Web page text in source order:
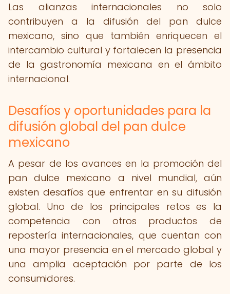
Las alianzas internacionales no solo
contribuyen a la difusión del pan dulce
mexicano, sino que también enriquecen el
intercambio cultural y fortalecen la presencia
de la gastronomía mexicana en el ámbito
internacional.
Desafíos y oportunidades para la
difusión global del pan dulce
mexicano
A pesar de los avances en la promoción del
pan dulce mexicano a nivel mundial, aún
existen desafíos que enfrentar en su difusión
global. Uno de los principales retos es la
competencia con otros productos de
repostería internacionales, que cuentan con
una mayor presencia en el mercado global y
una amplia aceptación por parte de los
consumidores.